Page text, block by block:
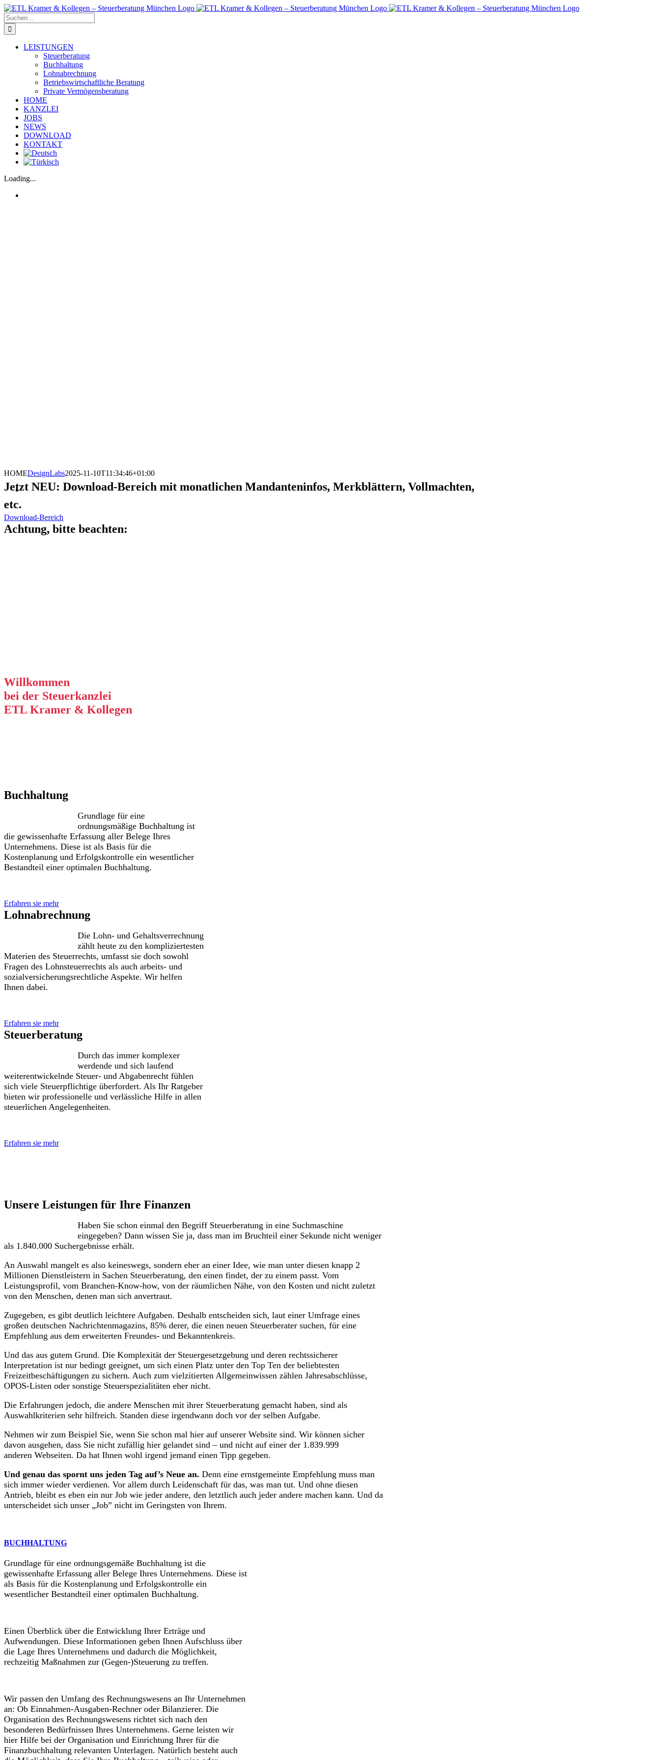
Zum
Inhalt
springen
Suche
nach:
LEISTUNGEN
Steuerberatung
Buchhaltung
Lohnabrechnung
Betriebswirtschaftliche Beratung
Private Vermögensberatung
HOME
KANZLEI
JOBS
NEWS
DOWNLOAD
KONTAKT
Loading...
HOMEDesignLabs2025-11-10T11:34:46+01:00
Jetzt NEU: Download-Bereich mit monatlichen Mandanteninfos, Merkblättern, Vollmachten,
etc.
Download-Bereich
Achtung, bitte beachten:
Willkommen
bei der Steuerkanzlei
ETL Kramer & Kollegen
Buchhaltung
Grundlage für eine
ordnungsmäßige Buchhaltung ist
die gewissenhafte Erfassung aller Belege Ihres
Unternehmens. Diese ist als Basis für die
Kostenplanung und Erfolgskontrolle ein wesentlicher
Bestandteil einer optimalen Buchhaltung.
Erfahren sie mehr
Lohnabrechnung
Die Lohn- und Gehaltsverrechnung
zählt heute zu den kompliziertesten
Materien des Steuerrechts, umfasst sie doch sowohl
Fragen des Lohnsteuerrechts als auch arbeits- und
sozialversicherungsrechtliche Aspekte. Wir helfen
Ihnen dabei.
Erfahren sie mehr
Steuerberatung
Durch das immer komplexer
werdende und sich laufend
weiterentwickelnde Steuer- und Abgabenrecht fühlen
sich viele Steuerpflichtige überfordert. Als Ihr Ratgeber
bieten wir professionelle und verlässliche Hilfe in allen
steuerlichen Angelegenheiten.
Erfahren sie mehr
Unsere Leistungen für Ihre Finanzen
Haben Sie schon einmal den Begriff Steuerberatung in eine Suchmaschine
eingegeben? Dann wissen Sie ja, dass man im Bruchteil einer Sekunde nicht weniger
als 1.840.000 Suchergebnisse erhält.
An Auswahl mangelt es also keineswegs, sondern eher an einer Idee, wie man unter diesen knapp 2
Millionen Dienstleistern in Sachen Steuerberatung, den einen findet, der zu einem passt. Vom
Leistungsprofil, vom Branchen-Know-how, von der räumlichen Nähe, von den Kosten und nicht zuletzt
von den Menschen, denen man sich anvertraut.
Zugegeben, es gibt deutlich leichtere Aufgaben. Deshalb entscheiden sich, laut einer Umfrage eines
großen deutschen Nachrichtenmagazins, 85% derer, die einen neuen Steuerberater suchen, für eine
Empfehlung aus dem erweiterten Freundes- und Bekanntenkreis.
Und das aus gutem Grund. Die Komplexität der Steuergesetzgebung und deren rechtssicherer
Interpretation ist nur bedingt geeignet, um sich einen Platz unter den Top Ten der beliebtesten
Freizeitbeschäftigungen zu sichern. Auch zum vielzitierten Allgemeinwissen zählen Jahresabschlüsse,
OPOS-Listen oder sonstige Steuerspezialitäten eher nicht.
Die Erfahrungen jedoch, die andere Menschen mit ihrer Steuerberatung gemacht haben, sind als
Auswahlkriterien sehr hilfreich. Standen diese irgendwann doch vor der selben Aufgabe.
Nehmen wir zum Beispiel Sie, wenn Sie schon mal hier auf unserer Website sind. Wir können sicher
davon ausgehen, dass Sie nicht zufällig hier gelandet sind – und nicht auf einer der 1.839.999
anderen Webseiten. Da hat Ihnen wohl irgend jemand einen Tipp gegeben.
Und genau das spornt uns jeden Tag auf’s Neue an. Denn eine ernstgemeinte Empfehlung muss man
sich immer wieder verdienen. Vor allem durch Leidenschaft für das, was man tut. Und ohne diesen
Antrieb, bleibt es eben ein nur Job wie jeder andere, den letztlich auch jeder andere machen kann. Und da
unterscheidet sich unser „Job” nicht im Geringsten von Ihrem.
BUCHHALTUNG
Grundlage für eine ordnungsgemäße Buchhaltung ist die
gewissenhafte Erfassung aller Belege Ihres Unternehmens. Diese ist
als Basis für die Kostenplanung und Erfolgskontrolle ein
wesentlicher Bestandteil einer optimalen Buchhaltung.
Einen Überblick über die Entwicklung Ihrer Erträge und
Aufwendungen. Diese Informationen geben Ihnen Aufschluss über
die Lage Ihres Unternehmens und dadurch die Möglichkeit,
rechzeitig Maßnahmen zur (Gegen-)Steuerung zu treffen.
Wir passen den Umfang des Rechnungswesens an Ihr Unternehmen
an: Ob Einnahmen-Ausgaben-Rechner oder Bilanzierer. Die
Organisation des Rechnungswesens richtet sich nach den
besonderen Bedürfnissen Ihres Unternehmens. Gerne leisten wir
hier Hilfe bei der Organisation und Einrichtung Ihrer für die
Finanzbuchhaltung relevanten Unterlagen. Natürlich besteht auch